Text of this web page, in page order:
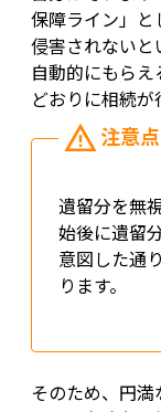
保障ライン」と
侵害されないと
自動的にもら
どおりに相続が
遺留分を無
始後に遺留
意図した通
ります。
そのため、円